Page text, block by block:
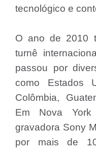
tecnológico e
O ano de 2010
turnê
passou por
como Estados
Colômbia,
Em Nova York
gravadora Sony
por mais de